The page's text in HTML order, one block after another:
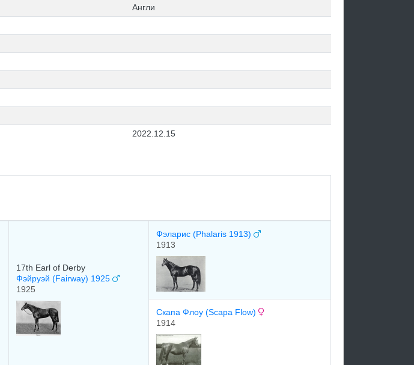
Англи
2022.12.15
17th Earl of Derby
Фэйруэй (Fairway) 1925
1925
Фэларис (Phalaris 1913)
1913
Cкaпa Флоу (Scapa Flow)
1914